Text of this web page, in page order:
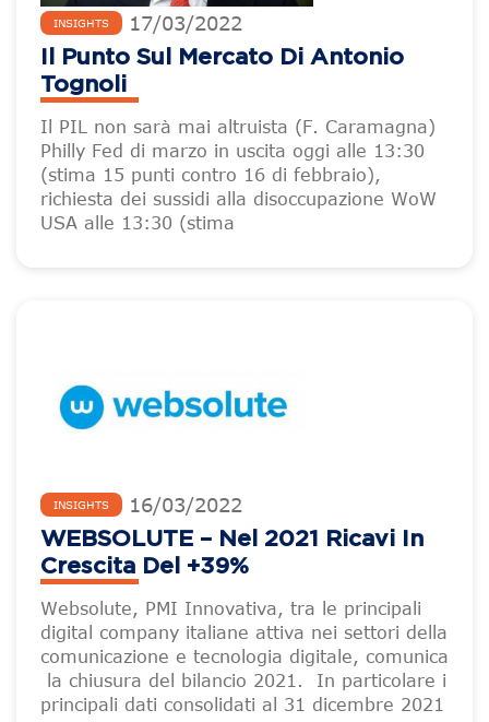
INSIGHTS 17/03/2022
Il Punto Sul Mercato Di Antonio
Tognoli
Il PIL non sarà mai altruista (F. Caramagna)
Philly Fed di marzo in uscita oggi alle 13:30
(stima 15 punti contro 16 di febbraio),
richiesta dei sussidi alla disoccupazione WoW
USA alle 13:30 (stima
INSIGHTS 16/03/2022
WEBSOLUTE – Nel 2021 Ricavi In
Crescita Del +39%
Websolute, PMI Innovativa, tra le principali
digital company italiane attiva nei settori della
comunicazione e tecnologia digitale, comunica
la chiusura del bilancio 2021. In particolare i
principali dati consolidati al 31 dicembre 2021